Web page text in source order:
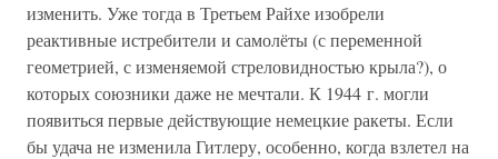
изменить. Уже тогда в Третьем Райхе изобрели
реактивные истребители и самолёты (с переменной
геометрией, с изменяемой стреловидностью крыла?), о
которых союзники даже не мечтали. К 1944 г. могли
появиться первые действующие немецкие ракеты. Если
бы удача не изменила Гитлеру, особенно, когда взлетел на